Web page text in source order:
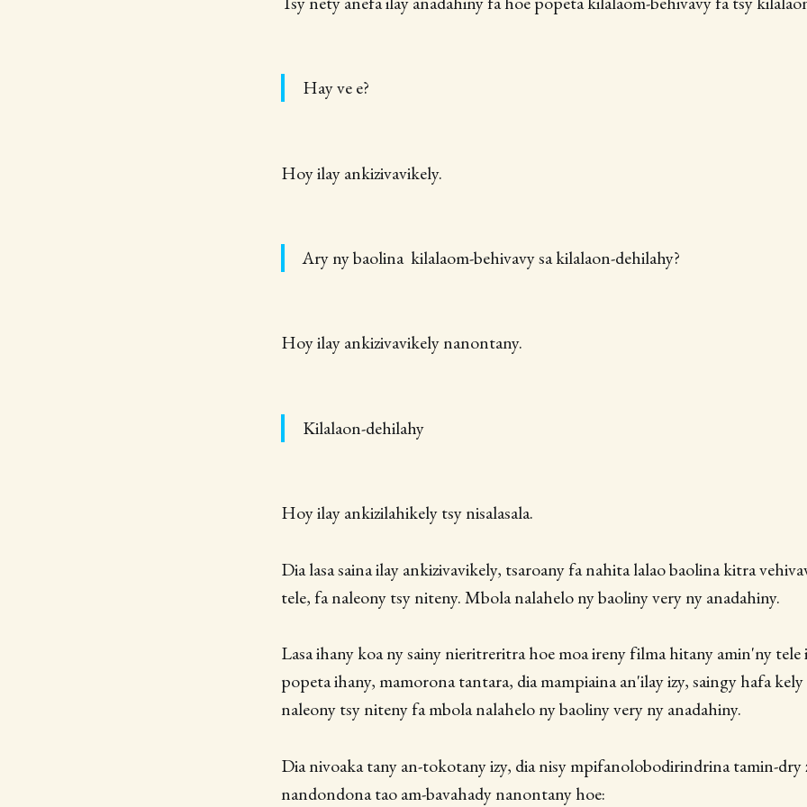
Hay ve e?
Hoy ilay ankizivavikely.
Ary ny baolina kilalaom-behivavy sa kilalaon-dehilahy?
Hoy ilay ankizivavikely nanontany.
Kilalaon-dehilahy
Hoy ilay ankizilahikely tsy nisalasala.
Dia lasa saina ilay ankizivavikely, tsaroany fa nahita lalao baolina kitra
tele, fa naleony tsy niteny. Mbola nalahelo ny baoliny very ny anadahiny.
Lasa ihany koa ny sainy nieritreritra hoe moa ireny filma hitany amin'ny tele
popeta ihany, mamorona tantara, dia mampiaina an'ilay izy, saingy hafa
naleony tsy niteny fa mbola nalahelo ny baoliny very ny anadahiny.
Dia nivoaka tany an-tokotany izy, dia nisy mpifanolobodirindrina tamin-dry
nandondona tao am-bavahady nanontany hoe: